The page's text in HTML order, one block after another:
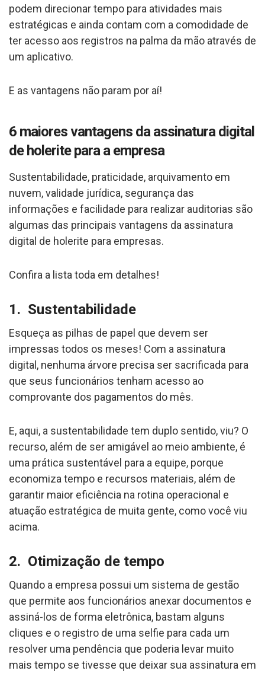
podem direcionar tempo para atividades mais
estratégicas e ainda contam com a comodidade de
ter acesso aos registros na palma da mão através de
um aplicativo.
E as vantagens não param por aí!
6 maiores vantagens da assinatura digital
de holerite para a empresa
Sustentabilidade, praticidade, arquivamento em
nuvem, validade jurídica, segurança das
informações e facilidade para realizar auditorias são
algumas das principais vantagens da assinatura
digital de holerite para empresas.
Confira a lista toda em detalhes!
1. Sustentabilidade
Esqueça as pilhas de papel que devem ser
impressas todos os meses! Com a assinatura
digital, nenhuma árvore precisa ser sacrificada para
que seus funcionários tenham acesso ao
comprovante dos pagamentos do mês.
E, aqui, a sustentabilidade tem duplo sentido, viu? O
recurso, além de ser amigável ao meio ambiente, é
uma prática sustentável para a equipe, porque
economiza tempo e recursos materiais, além de
garantir maior eficiência na rotina operacional e
atuação estratégica de muita gente, como você viu
acima.
2. Otimização de tempo
Quando a empresa possui um sistema de gestão
que permite aos funcionários anexar documentos e
assiná-los de forma eletrônica, bastam alguns
cliques e o registro de uma selfie para cada um
resolver uma pendência que poderia levar muito
mais tempo se tivesse que deixar sua assinatura em